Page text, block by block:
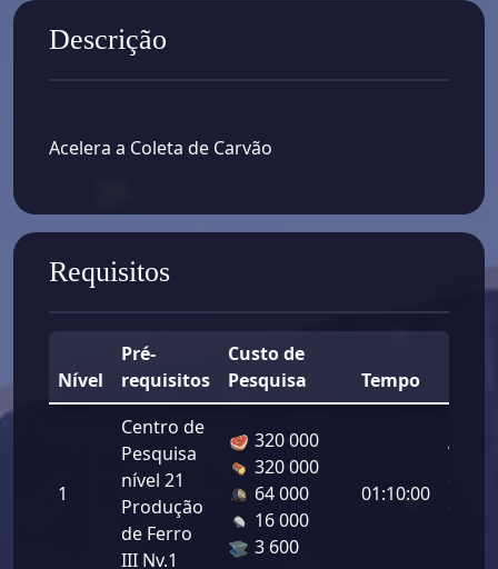
Descrição
Acelera a Coleta de Carvão
Requisitos
Nível
Pré-
requisitos
Custo de
Pesquisa
Tempo
1
Centro de
Pesquisa
nível 21
Produção
de Ferro
III Nv.1
320 000
320 000
64 000
16 000
3 600
01:10:00
da
de